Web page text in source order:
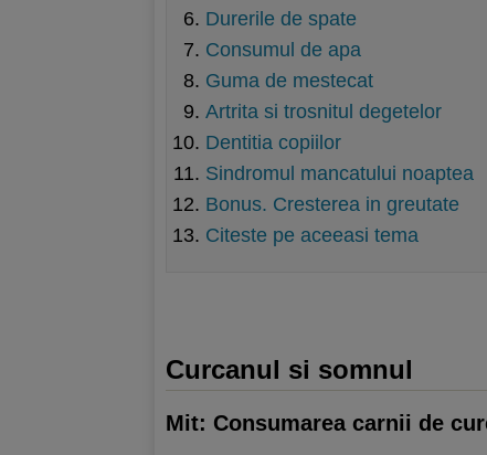
Durerile de spate
Consumul de apa
Guma de mestecat
Artrita si trosnitul degetelor
Dentitia copiilor
Sindromul mancatului noaptea
Bonus. Cresterea in greutate
Citeste pe aceeasi tema
Curcanul si somnul
Mit: Consumarea carnii de